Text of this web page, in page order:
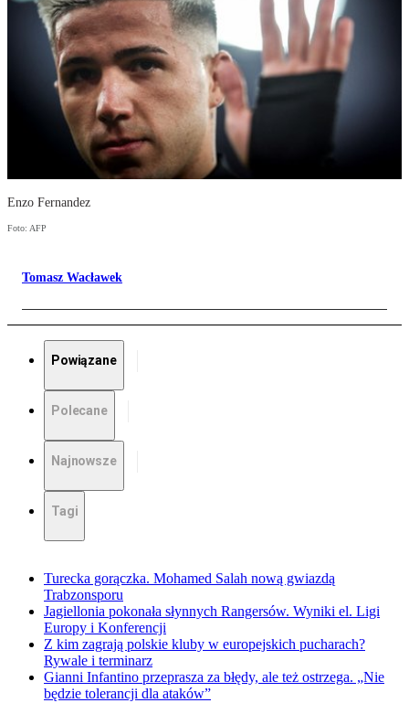
Enzo Fernandez
Foto: AFP
Tomasz Wacławek
Powiązane
Polecane
Najnowsze
Tagi
Turecka gorączka. Mohamed Salah nową gwiazdą
Trabzonsporu
Jagiellonia pokonała słynnych Rangersów. Wyniki el. Ligi
Europy i Konferencji
Z kim zagrają polskie kluby w europejskich pucharach?
Rywale i terminarz
Gianni Infantino przeprasza za błędy, ale też ostrzega. „Nie
będzie tolerancji dla ataków”